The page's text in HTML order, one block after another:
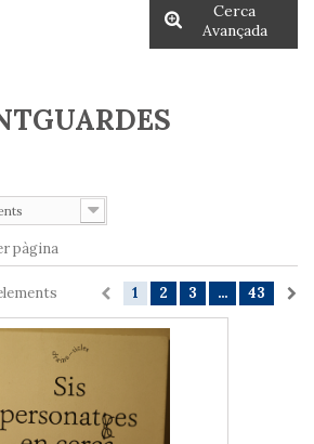
Cerca
Avançada
pàgina
1 2 3 ... 43